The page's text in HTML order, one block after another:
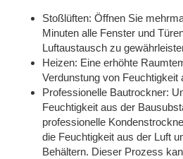
Stoßlüften: Öffnen Sie
Minuten alle Fenster und
Luftaustausch zu
Heizen: Eine erhöhte
Verdunstung von Feuchtigkeit
Professionelle Bautrockner:
Feuchtigkeit aus der
professionelle
die Feuchtigkeit aus der Luft
Behältern. Dieser Prozess